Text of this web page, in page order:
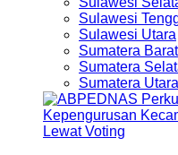
Sulawesi
Sulawesi Utara
Sumatera Barat
Sumatera
Sumatera Utara